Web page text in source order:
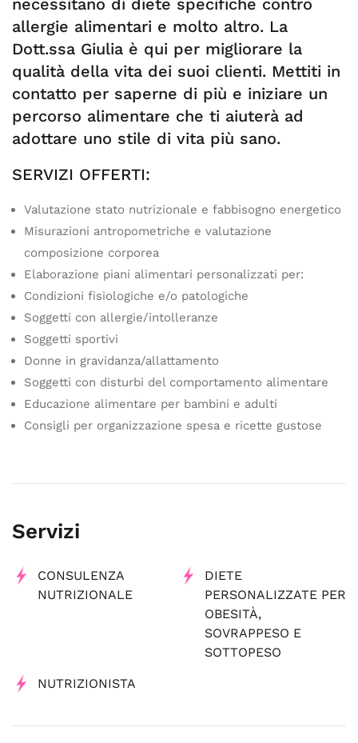
necessitano di diete specifiche contro
allergie alimentari e molto altro. La
Dott.ssa Giulia è qui per migliorare la
qualità della vita dei suoi clienti. Mettiti in
contatto per saperne di più e iniziare un
percorso alimentare che ti aiuterà ad
adottare uno stile di vita più sano.
SERVIZI OFFERTI:
Valutazione stato nutrizionale e fabbisogno energetico
Misurazioni antropometriche e valutazione
composizione corporea
Elaborazione piani alimentari personalizzati per:
Condizioni fisiologiche e/o patologiche
Soggetti con allergie/intolleranze
Soggetti sportivi
Donne in gravidanza/allattamento
Soggetti con disturbi del comportamento alimentare
Educazione alimentare per bambini e adulti
Consigli per organizzazione spesa e ricette gustose
Servizi
CONSULENZA
NUTRIZIONALE
DIETE
PERSONALIZZATE PER
OBESITÀ,
SOVRAPPESO E
SOTTOPESO
NUTRIZIONISTA